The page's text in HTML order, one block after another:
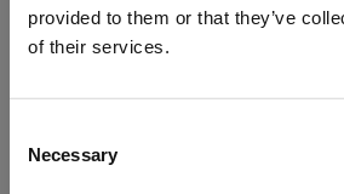
provided to them or that they’ve
of their services.
Selection
Necessary